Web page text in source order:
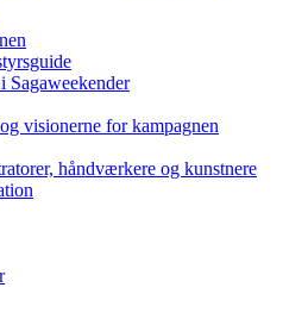
Sagaweekender
visionerne for kampagnen
håndværkere og kunstnere